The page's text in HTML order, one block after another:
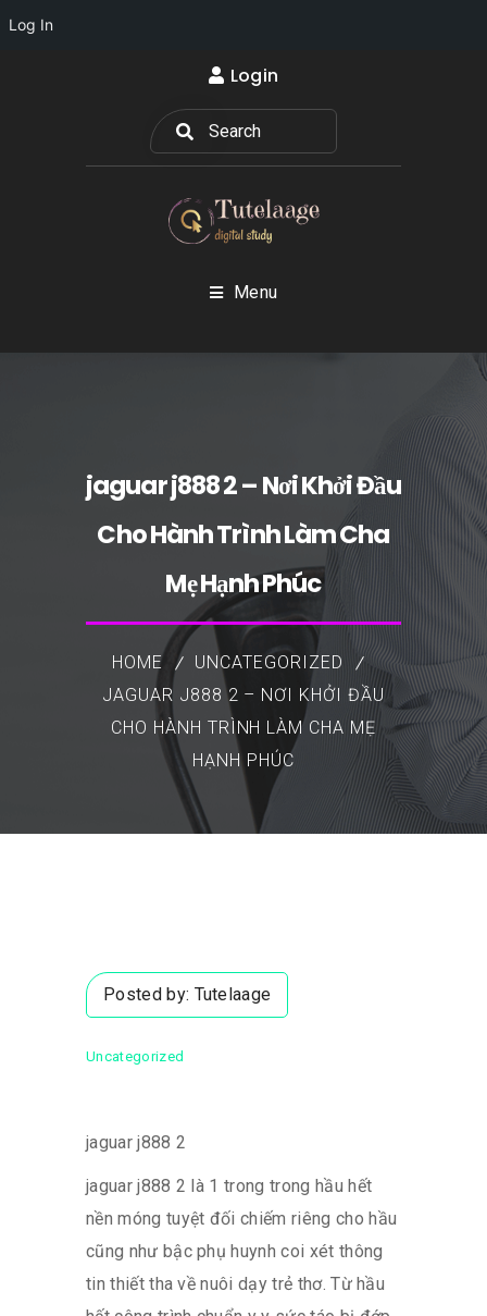
Log In
Login
Menu
jaguar j888 2 – Nơi Khởi Đầu
Cho Hành Trình Làm Cha
Mẹ Hạnh Phúc
HOME
UNCATEGORIZED
JAGUAR J888 2 – NƠI KHỞI ĐẦU
CHO HÀNH TRÌNH LÀM CHA MẸ
HẠNH PHÚC
Posted by: Tutelaage
Uncategorized
jaguar j888 2
jaguar j888 2 là 1 trong trong hầu hết
nền móng tuyệt đối chiếm riêng cho hầu
cũng như bậc phụ huynh coi xét thông
tin thiết tha về nuôi dạy trẻ thơ. Từ hầu